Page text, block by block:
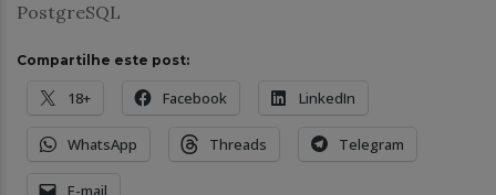
PostgreSQL
Compartilhe este post:
18+ Facebook LinkedIn
WhatsApp Threads Telegram
E-mail